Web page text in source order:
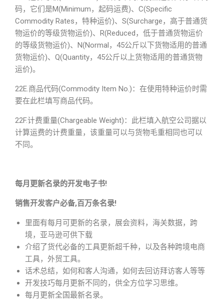
码，它们是M(Minimum，起码运费)、C(Specific
Commodity Rates，特种运价)、S(Surcharge，高于普通货
物运价的等级货物运价)、R(Reduced，低于普通货物运价
的等级货物运价)、N(Normal，45公斤以下货物适用的普通
货物运价)、Q(Quantity，45公斤以上货物适用的普通货物
运价)。
22E.商品代码(Commodity Item No.)：在使用特种运价时需
要在此栏填写商品代码。
22F.计费重量(Chargeable Weight)：此栏填入航空公司据以
计算运费的计费重量，该重量可以与货物毛重相同也可以
不同。
每月更新名录的开发电子书!
销售开发客户必备,百万条名录!
里面有每月可更新的名录，展会资料，海关数据，跨
境，亚马逊可供下载
介绍了货代必备的工具更新超千种，以及各种跨境电商
工具，外贸工具。
话术总结，如何和客人沟通，如何去回访拜访客人等等
开发技巧每月更新不同的，供全方位学习思维。
每月更新全国最新名录。